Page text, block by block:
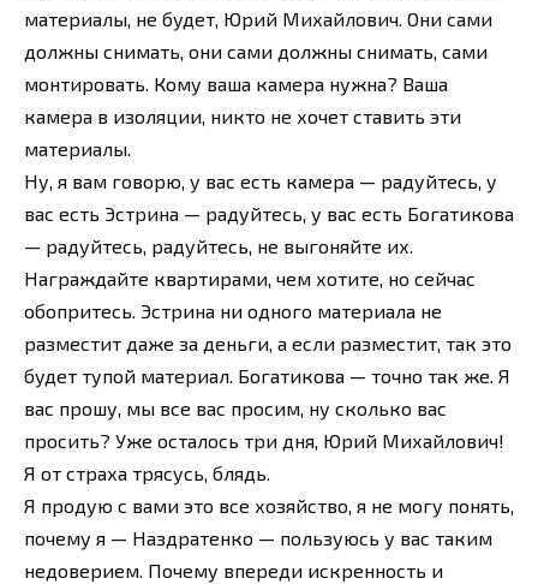
материалы, не будет, Юрий Михайлович. Они сами
должны снимать, они сами должны снимать, сами
монтировать. Кому ваша камера нужна? Ваша
камера в изоляции, никто не хочет ставить эти
материалы.
Ну, я вам говорю, у вас есть камера — радуйтесь, у
вас есть Эстрина — радуйтесь, у вас есть Богатикова
— радуйтесь, радуйтесь, не выгоняйте их.
Награждайте квартирами, чем хотите, но сейчас
обопритесь. Эстрина ни одного материала не
разместит даже за деньги, а если разместит, так это
будет тупой материал. Богатикова — точно так же. Я
вас прошу, мы все вас просим, ну сколько вас
просить? Уже осталось три дня, Юрий Михайлович!
Я от страха трясусь, блядь.
Я продую с вами это все хозяйство, я не могу понять,
почему я — Наздратенко — пользуюсь у вас таким
недоверием. Почему впереди искренность и